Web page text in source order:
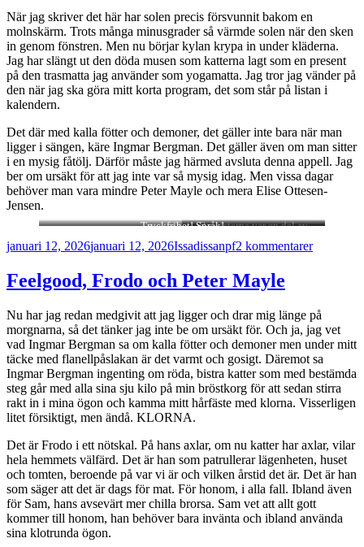
När jag skriver det här har solen precis försvunnit bakom en
molnskärm. Trots många minusgrader så värmde solen när den sken
in genom fönstren. Men nu börjar kylan krypa in under kläderna.
Jag har slängt ut den döda musen som katterna lagt som en present
på den trasmatta jag använder som yogamatta. Jag tror jag vänder på
den när jag ska göra mitt korta program, det som står på listan i
kalendern.
Det där med kalla fötter och demoner, det gäller inte bara när man
ligger i sängen, käre Ingmar Bergman. Det gäller även om man sitter
i en mysig fåtölj. Därför måste jag härmed avsluta denna appell. Jag
ber om ursäkt för att jag inte var så mysig idag. Men vissa dagar
behöver man vara mindre Peter Mayle och mera Elise Ottesen-
Jensen.
Baptisterna var en del av
Tryckfrihet! Språk!
Postat
januari 12, 2026januari 12, 2026Författare
IssadissaKategorier
npf2 kommentarertill
Feelgood, Frodo och Peter Mayle
Nu har jag redan medgivit att jag ligger och drar mig länge på
morgnarna, så det tänker jag inte be om ursäkt för. Och ja, jag vet
vad Ingmar Bergman sa om kalla fötter och demoner men under mitt
täcke med flanellpåslakan är det varmt och gosigt. Däremot sa
Ingmar Bergman ingenting om röda, bistra katter som med bestämda
steg går med alla sina sju kilo på min bröstkorg för att sedan stirra
rakt in i mina ögon och kamma mitt hårfäste med klorna. Visserligen
litet försiktigt, men ändå. KLORNA.
Det är Frodo i ett nötskal. På hans axlar, om nu katter har axlar, vilar
hela hemmets välfärd. Det är han som patrullerar lägenheten, huset
och tomten, beroende på var vi är och vilken årstid det är. Det är han
som säger att det är dags för mat. För honom, i alla fall. Ibland även
för Sam, hans avsevärt mer chilla brorsa. Sam vet att allt gott
kommer till honom, han behöver bara invänta och ibland använda
sina klotrunda ögon.